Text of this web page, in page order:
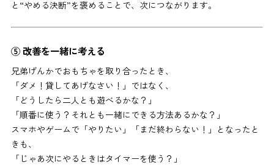
と“やめる決断”を褒めることで、次につながります。
⑤ 改善を一緒に考える
兄弟げんかでおもちゃを取り合ったとき、
「ダメ！貸してあげなさい！」ではなく、
「どうしたら二人とも遊べるかな？」
「順番に使う？それとも一緒にできる方法あるかな？」
スマホやゲームで「やりたい」「まだ終わらない！」となったと
きも、
「じゃあ次にやるときはタイマーを使う？」